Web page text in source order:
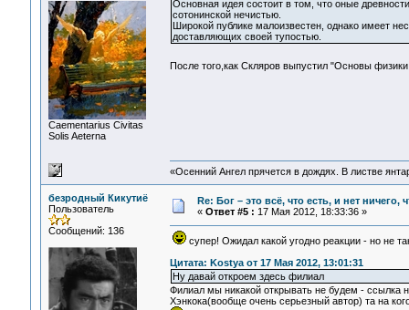
Сaementarius Civitas
Solis Aeterna
Основная идея состоит в том, что оные
сотонинской нечистью.
Широкой публике малоизвестен, однако имеет
доставляющих своей тупостью.
После того,как Скляров выпустил "Основы
«Осенний Ангел прячется в дождях. В листве
безродный Кикутиё
Пользователь
Сообщений: 136
Re: Бог – это всё, что есть, и нет
« Ответ #5 : 17 Мая 2012, 18:33:36 »
супер! Ожидал какой угодно реакции - но не
Цитата: Kostya от 17 Мая 2012, 13:01:31
Ну давай откроем здесь филиал
Филиал мы никакой открывать не будем - ссылка
Хэнкока(вообще очень серьезный автор) та на